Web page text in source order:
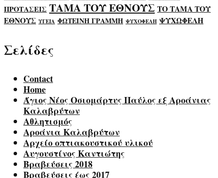
ΠΡΟΤΑΣΕΙΣ ΤΑΜΑ ΤΟΥ ΕΘΝΟΥΣ ΤΟ ΤΑΜΑ ΤΟΥ
ΕΘΝΟΥΣ ΥΓΕΙΑ ΦΩΤΕΙΝΗ ΓΡΑΜΜΗ ΨΥΧΟΦΕΛΗ ΨΥΧΩΦΕΛΗ
Σελίδες
Contact
Home
Άγιος Νέος Οσιομάρτυς Παύλος εξ Αροάνιας
Καλαβρύτων
Αθλητισμός
Αροάνια Καλαβρύτων
Αρχείο οπτιακουστικού υλικού
Αυγουστίνος Καντιώτης
Βραβεύσεις 2018
Βραβεύσεις έως 2017